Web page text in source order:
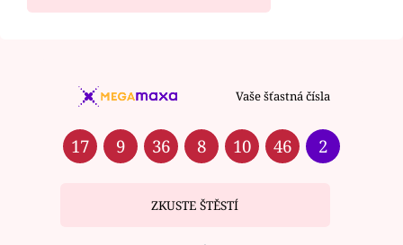
Vaše šťastná čísla
17 9 36 8 10 46 2
ZKUSTE ŠTĚSTÍ